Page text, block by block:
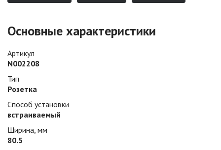
Основные характеристики
Артикул
N002208
Тип
Розетка
Способ установки
встраиваемый
Ширина, мм
80.5